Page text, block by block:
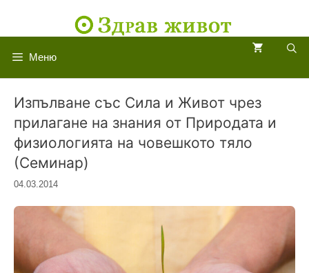
Меню
Изпълване със Сила и Живот чрез
прилагане на знания от Природата и
физиологията на човешкото тяло
(Семинар)
04.03.2014